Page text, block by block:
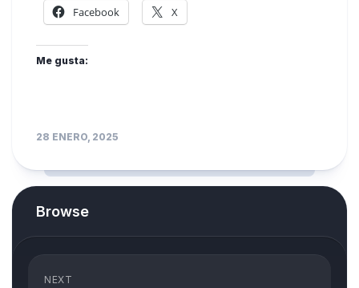
Facebook X
Me gusta:
28 ENERO, 2025
Browse
NEXT